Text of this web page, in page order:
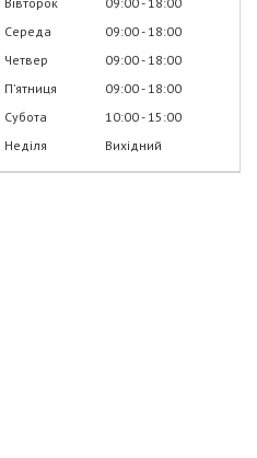
Середа
09:00 18:00
Четвер
09:00 18:00
Пʼятниця
09:00 18:00
Субота
10:00 15:00
Неділя
Вихідний